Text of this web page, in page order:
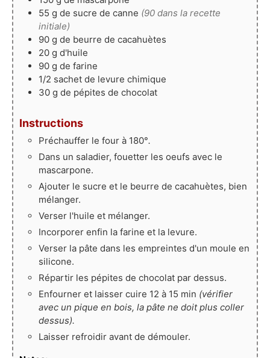
55 g de sucre de canne (90 dans la recette
initiale)
90 g de beurre de cacahuètes
20 g d'huile
90 g de farine
1/2 sachet de levure chimique
30 g de pépites de chocolat
Instructions
Préchauffer le four à 180°.
Dans un saladier, fouetter les oeufs avec le
mascarpone.
Ajouter le sucre et le beurre de cacahuètes, bien
mélanger.
Verser l'huile et mélanger.
Incorporer enfin la farine et la levure.
Verser la pâte dans les empreintes d'un moule en
silicone.
Répartir les pépites de chocolat par dessus.
Enfourner et laisser cuire 12 à 15 min (vérifier
avec un pique en bois, la pâte ne doit plus coller
dessus).
Laisser refroidir avant de démouler.